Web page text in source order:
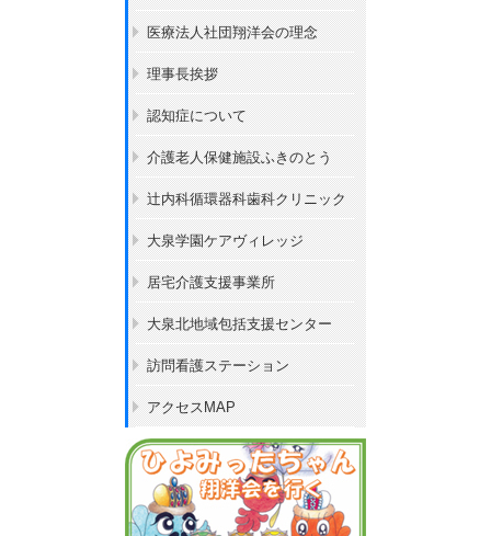
医療法人社団翔洋会の理念
理事長挨拶
認知症について
介護老人保健施設ふきのとう
辻内科循環器科歯科クリニック
大泉学園ケアヴィレッジ
居宅介護支援事業所
大泉北地域包括支援センター
訪問看護ステーション
アクセスMAP